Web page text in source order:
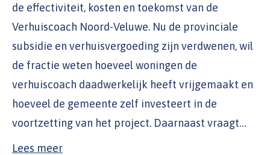
de effectiviteit, kosten en toekomst van de
Verhuiscoach Noord-Veluwe. Nu de provinciale
subsidie en verhuisvergoeding zijn verdwenen, wil
de fractie weten hoeveel woningen de
verhuiscoach daadwerkelijk heeft vrijgemaakt en
hoeveel de gemeente zelf investeert in de
voortzetting van het project. Daarnaast vraagt…
Lees meer